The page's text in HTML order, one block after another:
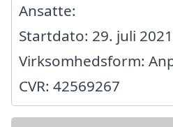
Ansatte:
Startdato: 29. juli
Virksomhedsform:
CVR: 42569267